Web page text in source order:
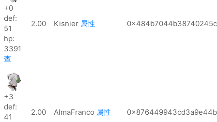
+0
def:
51
hp:
3391
查
2.00 Kisnier 属性
+3
def:
41
2.00 AlmaFranco 属性